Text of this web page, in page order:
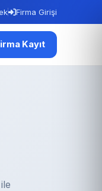
Firma Girişi
Kayıt